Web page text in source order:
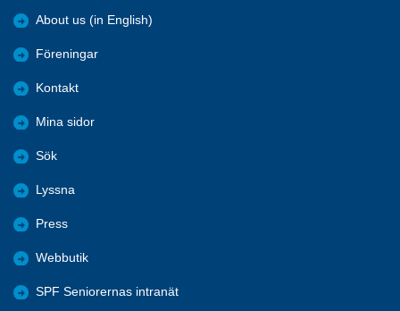
About us (in English)
Föreningar
Kontakt
Mina sidor
Sök
Lyssna
Press
Webbutik
SPF Seniorernas intranät